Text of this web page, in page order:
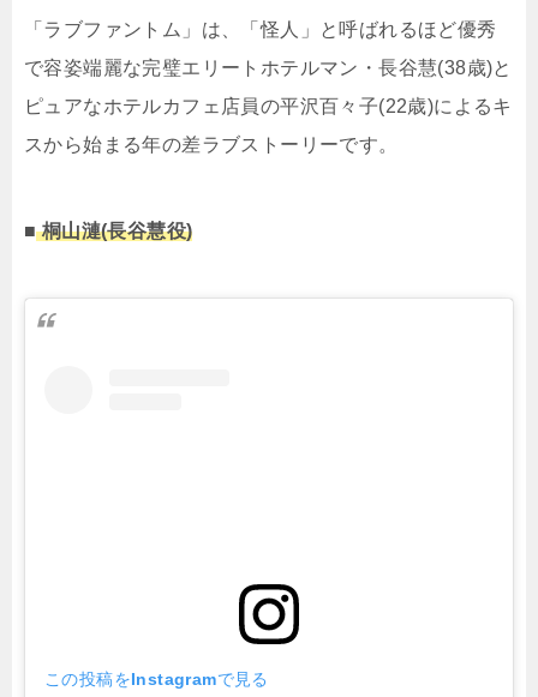
「ラブファントム」は、「怪人」と呼ばれるほど優秀
で容姿端麗な完璧エリートホテルマン・長谷慧(38歳)と
ピュアなホテルカフェ店員の平沢百々子(22歳)によるキ
スから始まる年の差ラブストーリーです。
■桐山漣(長谷慧役)
この投稿をInstagramで見る